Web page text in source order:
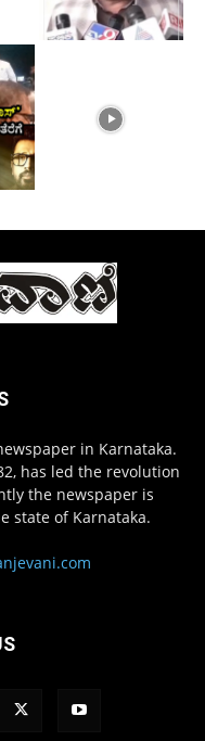
in Karnataka.
has led the revolution
the newspaper is
state of Karnataka.